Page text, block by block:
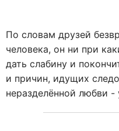
По словам друзей
человека, он ни при
дать слабину и
и причин, идущих
неразделённой любви -